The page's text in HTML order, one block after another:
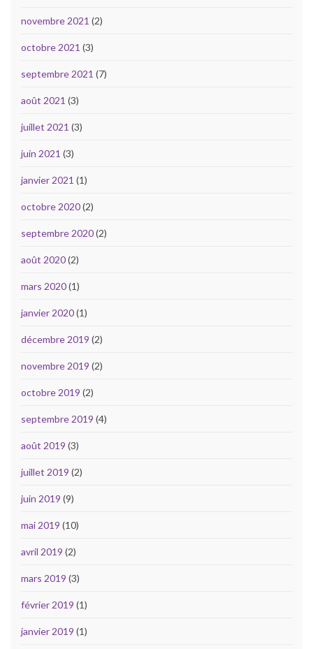
novembre 2021 (2)
octobre 2021 (3)
septembre 2021 (7)
août 2021 (3)
juillet 2021 (3)
juin 2021 (3)
janvier 2021 (1)
octobre 2020(2)
septembre 2020(2)
août 2020(2)
mars 2020(1)
janvier 2020(1)
décembre 2019 (2)
novembre 2019 (2)
octobre 2019 (2)
septembre 2019 (4)
août 2019 (3)
juillet 2019 (2)
juin 2019 (9)
mai 2019 (10)
avril 2019 (2)
mars 2019 (3)
février 2019 (1)
janvier 2019 (1)